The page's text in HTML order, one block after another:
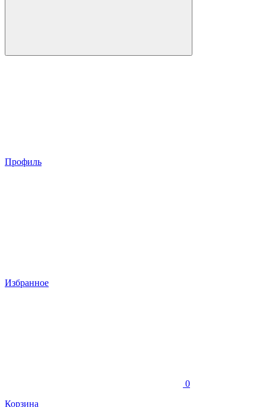
Профиль
Избранное
0
Корзина